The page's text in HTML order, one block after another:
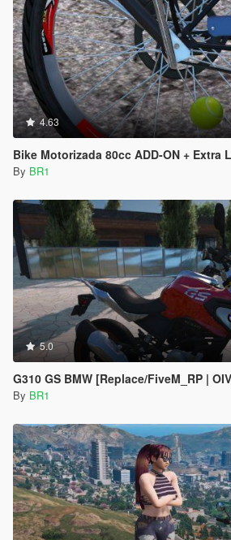
4.63
Bike Motorizada 80cc ADD-ON + Extra
By BR1
5.0
G310 GS BMW [Replace/FiveM_RP |
By BR1